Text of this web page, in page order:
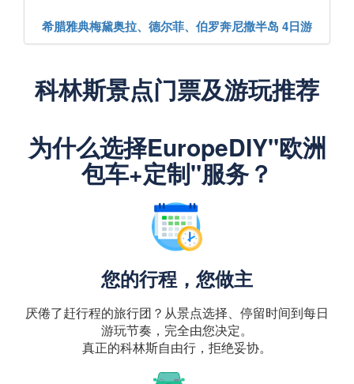
希腊雅典梅黛奥拉、德尔菲、伯罗奔尼撒半岛 4日游
科林斯景点门票及游玩推荐
为什么选择EuropeDIY"欧洲
包车+定制"服务？
您的行程，您做主
厌倦了赶行程的旅行团？从景点选择、停留时间到每日
游玩节奏，完全由您决定。
真正的科林斯自由行，拒绝妥协。